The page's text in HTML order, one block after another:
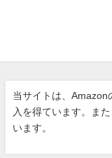
当サイトは、Amazon
入を得ています。ま
います。